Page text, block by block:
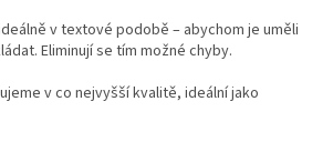
v textové podobě – abychom je uměli
Eliminují se tím možné chyby.
v co nejvyšší kvalitě, ideální jako